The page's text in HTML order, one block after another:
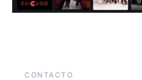
CONTACTO